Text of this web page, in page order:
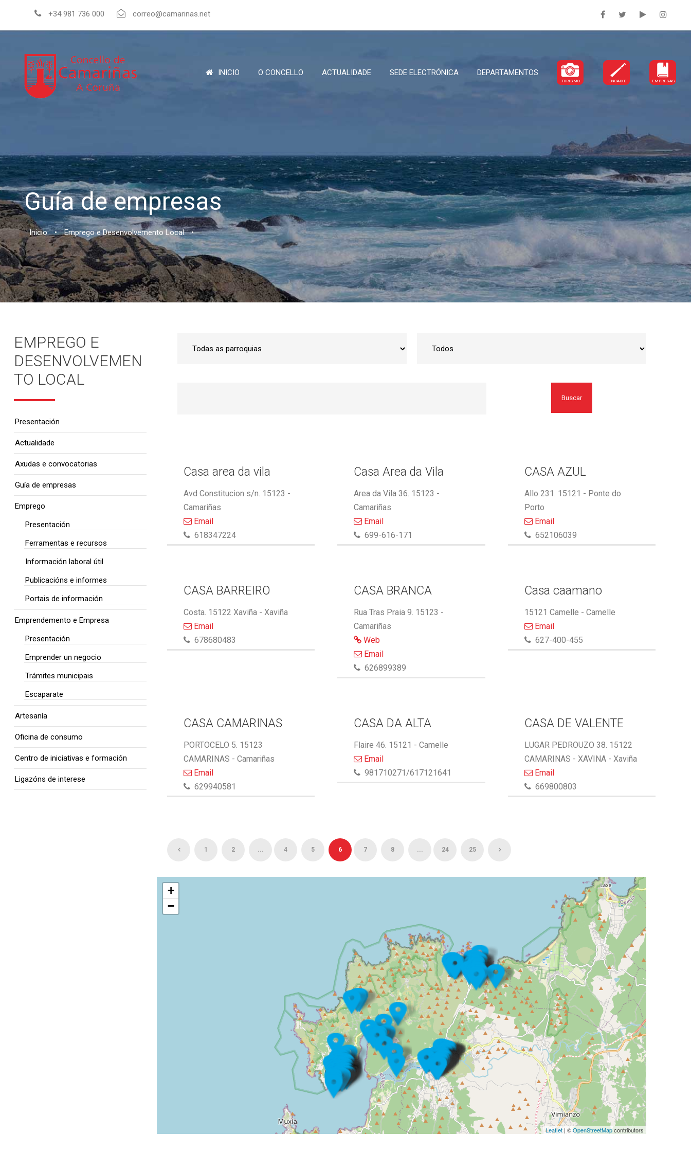
+34 981 736 000 correo@camarinas.net
INICIO O CONCELLO ACTUALIDADE SEDE ELECTRÓNICA DEPARTAMENTOS
TURISMO ENCAIXE EMPRESAS
Guía de empresas
Inicio • Emprego e Desenvolvemento Local •
Buscar
Casa area da vila
Avd Constitucion s/n. 15123 -
Camariñas
Email
618347224
Casa Area da Vila
Area da Vila 36. 15123 -
Camariñas
Email
699-616-171
CASA AZUL
Allo 231. 15121 - Ponte do
Porto
Email
652106039
CASA BARREIRO
Costa. 15122 Xaviña - Xaviña
Email
678680483
CASA BRANCA
Rua Tras Praia 9. 15123 -
Camariñas
Web
Email
626899389
Casa caamano
15121 Camelle - Camelle
Email
627-400-455
CASA CAMARINAS
PORTOCELO 5. 15123
CAMARINAS - Camariñas
Email
629940581
CASA DA ALTA
Flaire 46. 15121 - Camelle
Email
981710271/617121641
CASA DE VALENTE
LUGAR PEDROUZO 38. 15122
CAMARINAS - XAVINA - Xaviña
Email
669800803
1 2 ... 4 5 6 7 8 ... 24 25
+
−
Leaflet | ©OpenStreetMapcontributors
EMPREGO E
DESENVOLVEMEN
TO LOCAL
Presentación
Actualidade
Axudas e convocatorias
Guía de empresas
Emprego
Presentación
Ferramentas e recursos
Información laboral útil
Publicacións e informes
Portais de información
Emprendemento e Empresa
Presentación
Emprender un negocio
Trámites municipais
Escaparate
Artesanía
Oficina de consumo
Centro de iniciativas e formación
Ligazóns de interese